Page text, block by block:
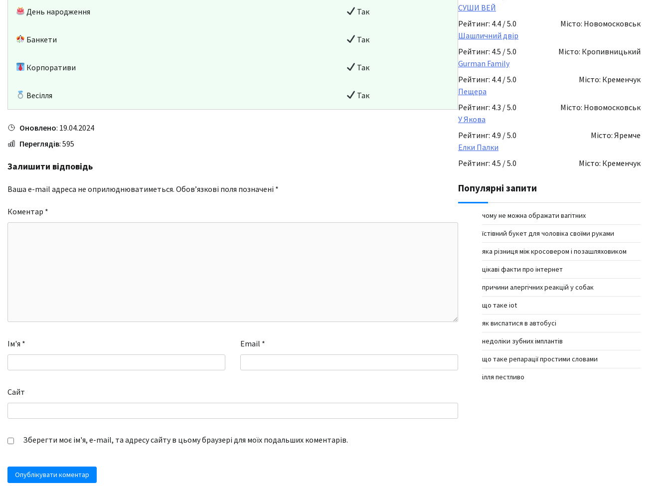
День народження Так
Банкети Так
Корпоративи Так
Весілля Так
Оновлено: 19.04.2024
Переглядів: 595
Залишити відповідь
Ваша e-mail адреса не оприлюднюватиметься. Обов’язкові поля позначені *
Коментар *
Ім'я * Email *
Сайт
Зберегти моє ім'я, e-mail, та адресу сайту в цьому браузері для моїх подальших коментарів.
СУШИ ВЕЙ
Рейтинг: 4.4 / 5.0
Місто: Новомосковськ
Шашличний двір
Рейтинг: 4.5 / 5.0
Місто: Кропивницький
Gurman Family
Рейтинг: 4.4 / 5.0
Місто: Кременчук
Пещера
Рейтинг: 4.3 / 5.0
Місто: Новомосковськ
У Якова
Рейтинг: 4.9 / 5.0
Місто: Яремче
Елки Палки
Рейтинг: 4.5 / 5.0
Місто: Кременчук
Популярні запити
чому не можна ображати вагітних
їстівний букет для чоловіка своїми руками
яка різниця між кросовером і позашляховиком
цікаві факти про інтернет
причини алергічних реакцій у собак
що таке iot
як виспатися в автобусі
недоліки зубних імплантів
що таке репарації простими словами
ілля пестливо